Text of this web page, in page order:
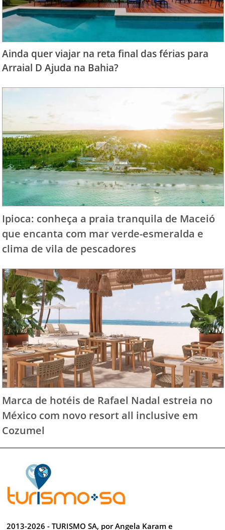
Ainda quer viajar na reta final das férias para
Arraial D Ajuda na Bahia?
Ipioca: conheça a praia tranquila de Maceió
que encanta com mar verde-esmeralda e
clima de vila de pescadores
Marca de hotéis de Rafael Nadal estreia no
México com novo resort all inclusive em
Cozumel
2013-2026 - TURISMO SA, por Angela Karam e